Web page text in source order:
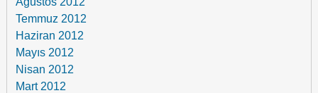
Temmuz 2012
Haziran 2012
Mayıs 2012
Nisan 2012
Mart 2012